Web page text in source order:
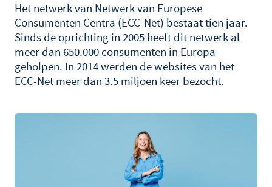
Het netwerk van Netwerk van Europese
Consumenten Centra (ECC-Net) bestaat tien jaar.
Sinds de oprichting in 2005 heeft dit netwerk al
meer dan 650.000 consumenten in Europa
geholpen. In 2014 werden de websites van het
ECC-Net meer dan 3.5 miljoen keer bezocht.